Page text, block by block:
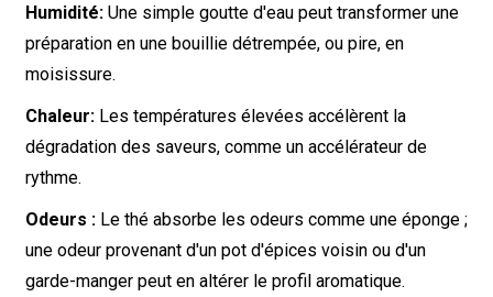
Humidité:Une simple goutte d'eau peut transformer une
préparation en une bouillie détrempée, ou pire, en
moisissure.
Chaleur:Les températures élevées accélèrent la
dégradation des saveurs, comme un accélérateur de
rythme.
Odeurs :Le thé absorbe les odeurs comme une éponge ;
une odeur provenant d'un pot d'épices voisin ou d'un
garde-manger peut en altérer le profil aromatique.